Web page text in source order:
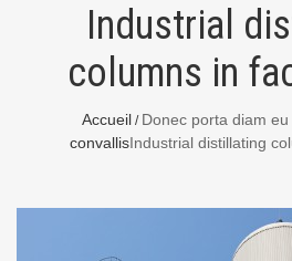
Industrial
columns in
Accueil Donec porta diam eu
convallisIndustrial distillating